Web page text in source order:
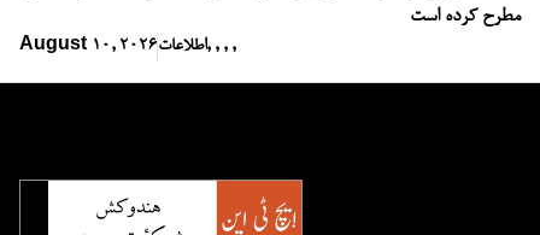
مطرح کرده است
August 10, 2026اطلاعات, , , ,